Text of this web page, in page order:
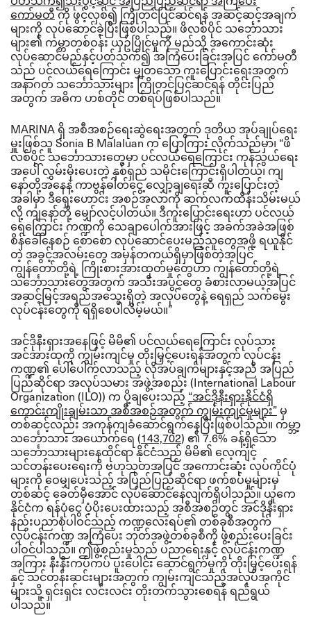
ကော်မတီ ကို ဖွင့်လှစ်၍ ကြိုတင်ပြင်ဆင်ရန် အဆင့်ဆင့်အချက်
များကို လုပ်ဆောင်ခဲ့ပြီးဖြစ်ပါသည်။ ဖိလစ်ပိုင် သင်္ဘောသား
များ၏ ကမ္ဘာတစ်ဝန်း ယှဥ်ပြိုင်မှုကို မည်သို့ အကောင်းဆုံး
လုပ်ဆောင်မည်နှင့်ပတ်သက်၍ အကြံပေးခြင်းအပြင် ကော်မတီ
သည် ပင်လယ်ရေကြောင်း မျှတသော ကူးပြောင်းရေးအတွက်
အနာဂတ် သင်္ဘောသားများ ကြိုတင်ပြင်ဆင်ရန် တိုင်းပြည်
အတွက် အဓိက ဟစ်တိုင် တစ်ရပ်ဖြစ်ပါသည်။
MARINA ရှိ အစီအစဉ်ရေးဆွဲရေးအတွက် ဒုတိယ အုပ်ချုပ်ရေး
မှူးဖြစ်သူ Sonia B Malaluan က ပြောကြား လိုက်သည်မှာ၊ “ဖိ
လစ်ပိုင် သင်္ဘောသားတွေမှာ ပင်လယ်ရေကြောင်း ကုန်သွယ်ရေး
အပေါ် လွှမ်းမိုးပေးတဲ့ နှစ်ရှည် သမိုင်းကြောင်းရှိပါတယ်၊ ကျ
နော်တို့အနေနဲ့ ကာဗွန်ဓါတ်ငွေ့ လျှော့ချရေးဆီ ကူးပြောင်းတဲ့
အခါမှာ ဒီရှေးဟောင်း အစဉ်အလာကို ဆက်လက်ထိန်းသိမ်းမယ်
လို့ ကျနော်တို့ မျှော်လင့်ပါတယ်။ ဒီကူးပြောင်းရေးဟာ ပင်လယ်
ရေကြောင်း ကဏ္ဍကို သေချာပေါက်အားဖြင့် အခက်အခဲအဖြစ်
စိန်ခေါ်နေစဉ် စောစော လုပ်ဆောင်ပေးမည့်သူတွေအဖို့ ရယူနိုင်
တဲ့ အခွင့်အလမ်းတွေ အမှန်တကယ်ရှိမှာဖြစ်တဲ့အပြင်
ကျွန်တော်တို့ရဲ့ ကြိုးစားအားထုတ်မှုတွေဟာ ကျွန်တော်တို့ရဲ့
သင်္ဘောသားတွေအတွက် အသီးအပွင့်တွေ ခံစားလာမယ့်အပြင်
အဆင့်မြင့်အရည်အသွေးရှိတဲ့ အလုပ်တွေနဲ့ ရေရှည် သက်မွေး
လုပ်ငန်းတွေကို ရရှိစေပါလိမ့်မယ်။”
အင်ဒိုနီးရှားအနေဖြင့် မိမိ၏ ပင်လယ်ရေကြောင်း လုပ်သား
အင်အားထုကို ကျွမ်းကျင်မှု တိုးမြှင့်ပေးရန်အတွက် လုပ်ငန်း
ကဏ္ဍ၏ ပေါ်ပေါက်လာသည့် လိုအပ်ချက်များနှင့်အညီ အပြည်
ပြည်ဆိုင်ရာ အလုပ်သမား အဖွဲ့အစည်း (International Labour
Organization (ILO)) က ပို့ချပေးသည့် “အင်ဒိုနီးရှားနိုင်ငံရှိ
ကောင်းကျိုးချမ်းသာ အစီအစဉ်အတွက် ကျွမ်းကျင်မှုများ” မှ
တစ်ဆင့်လည်း အကုန်ကျခံဆောင်ရွက်နေပြီးဖြစ်ပါသည်။ ကမ္ဘာ့
သင်္ဘောသား အယောက်ရေ (143,702) ၏7.6% ခန့်ရှိသော
သင်္ဘောသားများနေထိုင်ရာ နိုင်ငံသည် မိမိ၏ လေ့ကျင့်
သင်တန်းပေးရေးကို ဗဟုသုတအပြင် အကောင်းဆုံး လုပ်ကိုင်ပုံ
များကို ဝေမျှပေးသည့် အပြည်ပြည်ဆိုင်ရာ ဖက်စပ်မှုများမှ
တစ်ဆင့် ခေတ်မှီအောင် လုပ်ဆောင်နေလျက်ရှိပါသည်။ ယူကေ
နိုင်ငံက ရန်ပုံငွေ ပံ့ပိုးပေးထားသည့် အစီအစဉ်တွင် အင်ဒိုနီးရှား
နည်းပညာစုံပါဝင်သည့် ကဏ္ဍလေးရပ်၏ တစ်ခုစီအတွက်
လုပ်ငန်းကဏ္ဍ အကြံပေး ဘုတ်အဖွဲ့တစ်ခုစီကို ဖွဲ့စည်းပေးခြင်း
ပါဝင်ပါသည်။ ဤဖွဲ့စည်းမှုသည် ပညာရေးနှင့် လုပ်ငန်းကဏ္ဍ
အကြား နီးနီးကပ်ကပ် ပူးပေါင်း ဆောင်ရွက်မှုကို တိုးမြှင့်ပေးရန်
နှင့် သင်တန်းဆင်းများအတွက် ကျွမ်းကျင်သည့်အလုပ်အကိုင်
များသို့ ရှင်းရှင်း လင်းလင်း တိုးတက်သွားစေရန် ရည်ရွယ်
ပါသည်။